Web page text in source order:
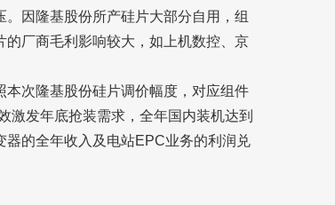
因隆基股份所产硅片大部分自用，组
厂商毛利影响较大，如上机数控、京
次隆基股份硅片调价幅度，对应组件
激发年底抢装需求，全年国内装机达到
的全年收入及电站EPC业务的利润兑